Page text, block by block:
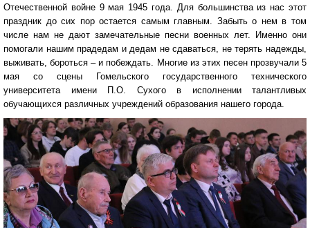
Отечественной войне 9 мая 1945 года. Для большинства из нас этот
праздник до сих пор остается самым главным. Забыть о нем в том
числе нам не дают замечательные песни военных лет. Именно они
помогали нашим прадедам и дедам не сдаваться, не терять надежды,
выживать, бороться – и побеждать. Многие из этих песен прозвучали 5
мая со сцены Гомельского государственного технического
университета имени П.О. Сухого в исполнении талантливых
обучающихся различных учреждений образования нашего города.